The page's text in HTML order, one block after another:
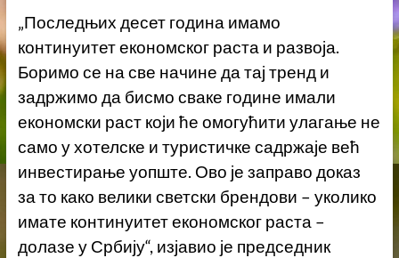
„Последњих десет година имамо
континуитет економског раста и развоја.
Боримо се на све начине да тај тренд и
задржимо да бисмо сваке године имали
економски раст који ће омогућити улагање не
само у хотелске и туристичке садржаје већ
инвестирање уопште. Ово је заправо доказ
за то како велики светски брендови – уколико
имате континуитет економског раста –
долазе у Србију“, изјавио је председник